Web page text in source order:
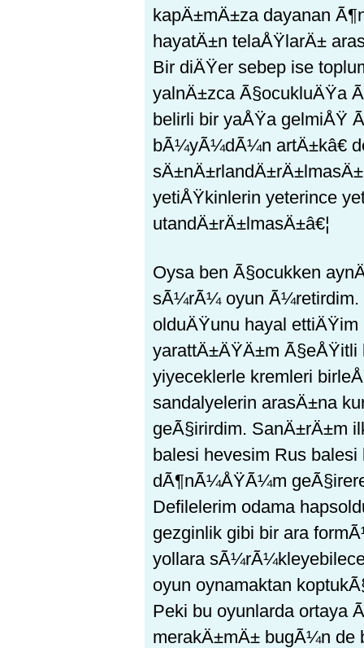
kapÄ±mÄ±za dayanan
hayatÄ±n telaÅŸlarÄ±
Bir diÄŸer sebep ise
yalnÄ±zca Ã§ocukluÄŸa
belirli bir yaÅŸa gelmiÅŸ
bÃ¼yÃ¼dÃ¼n artÄ±kâ€
yetiÅŸkinlerin yeterince
utandÄ±rÄ±lmasÄ±â€¦
Oysa ben Ã§ocukken
sÃ¼rÃ¼ oyun Ã¼retirdim.
olduÄŸunu hayal
yarattÄ±ÄŸÄ±m
yiyeceklerle kremleri
sandalyelerin arasÄ±na
geÃ§irirdim. SanÄ±rÄ±m
balesi hevesim Rus
dÃ¶nÃ¼ÅŸÃ¼m
Defilelerim odama
gezginlik gibi bir ara
yollara
oyun oynamaktan
Peki bu oyunlarda ortaya
merakÄ±mÄ± bugÃ¼n de